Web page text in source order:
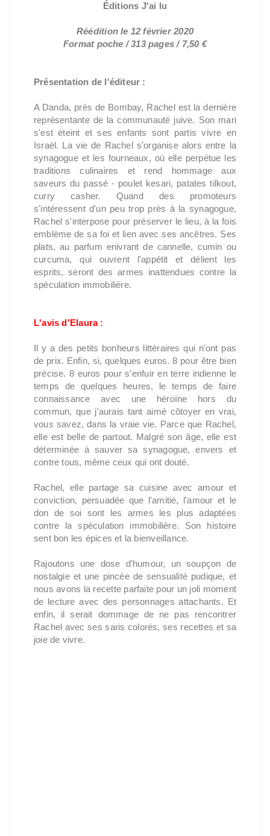
Éditions J'ai lu
Réédition le 12 février 2020
Format poche / 313 pages / 7,50 €
Présentation de l'éditeur :
A Danda, près de Bombay, Rachel est la dernière
représentante de la communauté juive. Son mari
s'est éteint et ses enfants sont partis vivre en
Israël. La vie de Rachel s'organise alors entre la
synagogue et les fourneaux, où elle perpétue les
traditions culinaires et rend hommage aux
saveurs du passé - poulet kesari, patates tilkout,
curry casher. Quand des promoteurs
s'intéressent d'un peu trop près à la synagogue,
Rachel s'interpose pour préserver le lieu, à la fois
emblème de sa foi et lien avec ses ancêtres. Ses
plats, au parfum enivrant de cannelle, cumin ou
curcuma, qui ouvrent l'appétit et délient les
esprits, seront des armes inattendues contre la
spéculation immobilière.
L'avis d'Elaura :
Il y a des petits bonheurs littéraires qui n'ont pas
de prix. Enfin, si, quelques euros. 8 pour être bien
précise. 8 euros pour s’enfuir en terre indienne le
temps de quelques heures, le temps de faire
connaissance avec une héroïne hors du
commun, que j'aurais tant aimé côtoyer en vrai,
vous savez, dans la vraie vie. Parce que Rachel,
elle est belle de partout. Malgré son âge, elle est
déterminée à sauver sa synagogue, envers et
contre tous, même ceux qui ont douté.
Rachel, elle partage sa cuisine avec amour et
conviction, persuadée que l'amitié, l'amour et le
don de soi sont les armes les plus adaptées
contre la spéculation immobilière. Son histoire
sent bon les épices et la bienveillance.
Rajoutons une dose d'humour, un soupçon de
nostalgie et une pincée de sensualité pudique, et
nous avons la recette parfaite pour un joli moment
de lecture avec des personnages attachants. Et
enfin, il serait dommage de ne pas rencontrer
Rachel avec ses saris colorés, ses recettes et sa
joie de vivre.